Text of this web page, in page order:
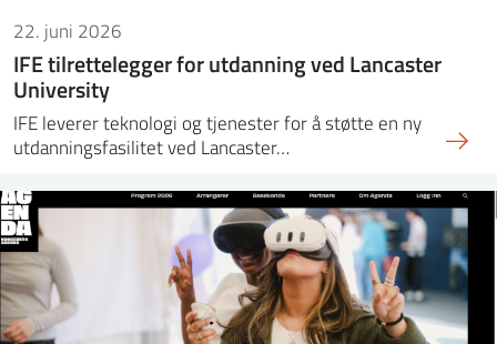
22. juni 2026
IFE tilrettelegger for utdanning ved Lancaster
University
IFE leverer teknologi og tjenester for å støtte en ny
utdanningsfasilitet ved Lancaster…